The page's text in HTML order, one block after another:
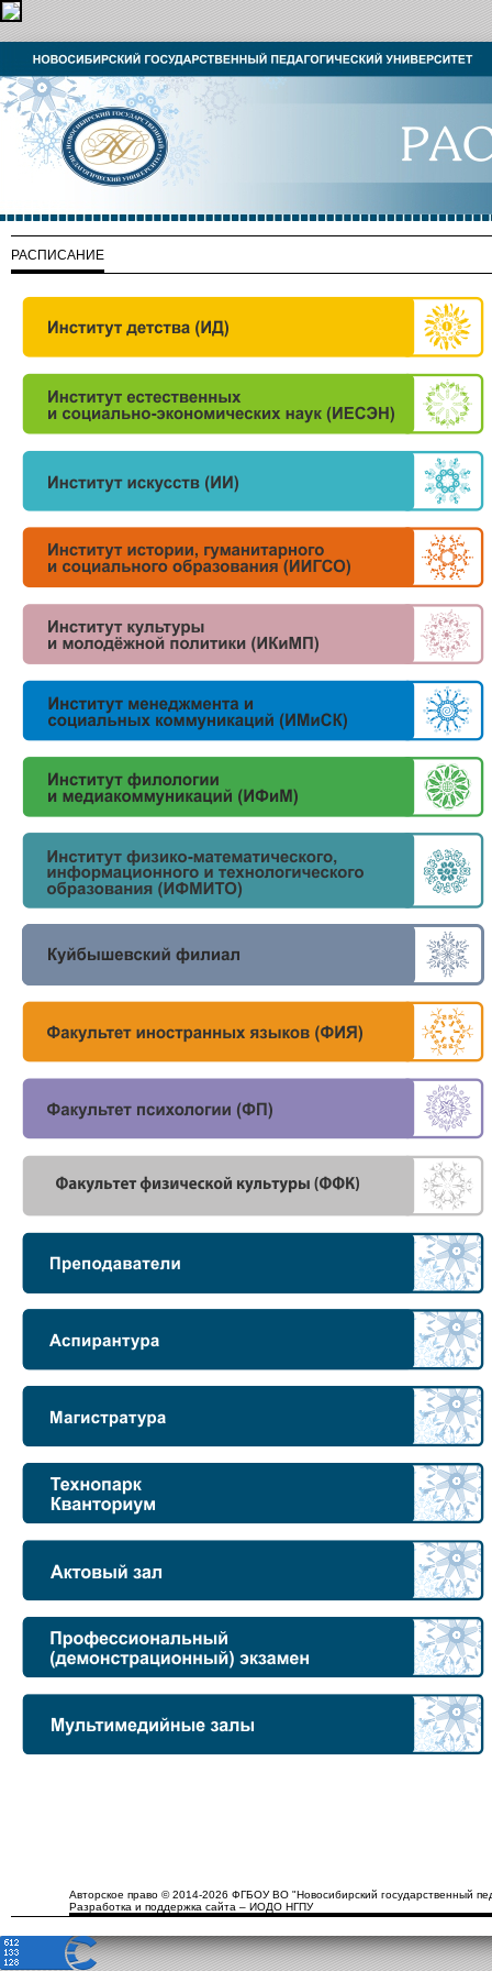
РАСПИСАНИЕ
Авторское право © 2014-2026 ФГБОУ ВО "Новосибирский государственный
Разработка и поддержка сайта – ИОДО НГПУ